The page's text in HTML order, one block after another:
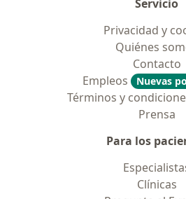
Servicio
Privacidad y
Quiénes
Contacto
Empleos
Nuevas
Términos y
Prensa
Para los
Clínicas